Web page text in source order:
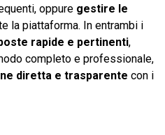
oppure gestire le
la piattaforma. In entrambi i
rapide e pertinenti,
completo e professionale,
diretta e trasparente con i